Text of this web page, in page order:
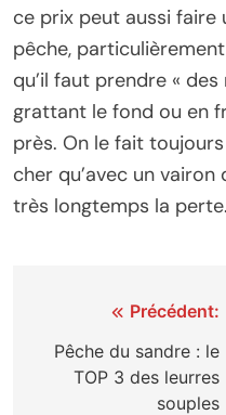
ce prix peut aussi
pêche,
qu’il faut prendre «
grattant le fond ou en
près. On le fait
cher qu’avec un
très longtemps la perte.
Navigation
de
l’article
Précédent:
Pêche du sandre : le
TOP 3 des leurres
souples